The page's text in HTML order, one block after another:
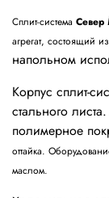
Сплит-система Север
агрегат, состоящий
напольном
Корпус сплит-
стального
полимерное
оттайка.
маслом.